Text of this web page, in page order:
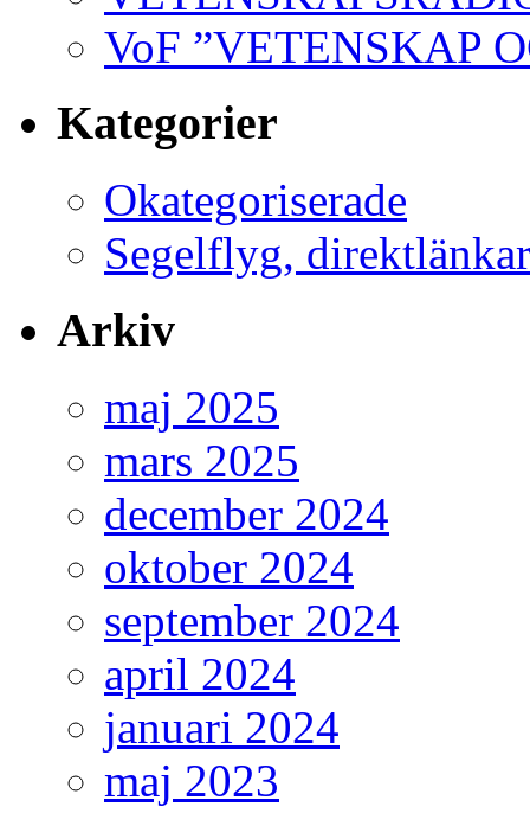
VoF ”VETENSKAP
Kategorier
Okategoriserade
Segelflyg,
Arkiv
maj 2025
mars 2025
december 2024
oktober 2024
september 2024
april 2024
januari 2024
maj 2023